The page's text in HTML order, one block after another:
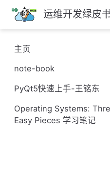
跳
至
主
要
內
运维开发绿皮
主页
note-book
PyQt5快速上手-王铭东
Operating Systems:
Easy Pieces 学习笔记